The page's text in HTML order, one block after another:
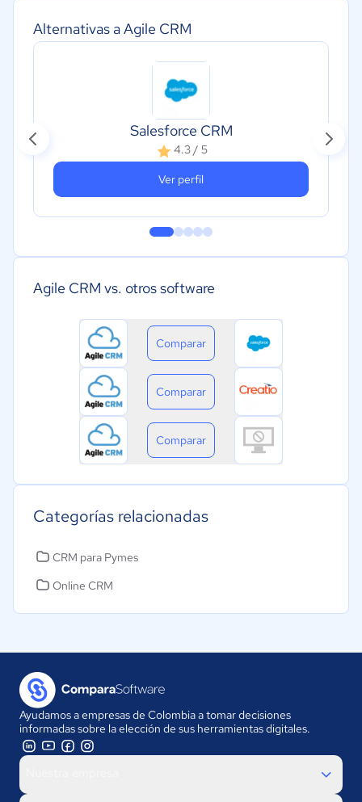
Alternativas a Agile CRM
Salesforce CRM
4.3 / 5
Ver perfil
Agile CRM vs. otros software
Comparar
Comparar
Comparar
Categorías relacionadas
CRM para Pymes
Online CRM
Ayudamos a empresas de Colombia a tomar decisiones
informadas sobre la elección de sus herramientas digitales.